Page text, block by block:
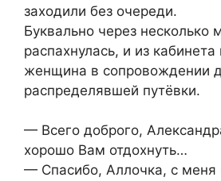
заходили без очереди.
Буквально через несколько
распахнулась, и из
женщина в сопровождении
распределявшей путёвки.
— Всего доброго,
хорошо Вам отдохнуть…
— Спасибо, Аллочка, с меня